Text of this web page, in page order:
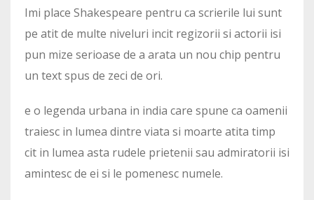
Imi place Shakespeare pentru ca scrierile lui sunt
pe atit de multe niveluri incit regizorii si actorii isi
pun mize serioase de a arata un nou chip pentru
un text spus de zeci de ori.
e o legenda urbana in india care spune ca oamenii
traiesc in lumea dintre viata si moarte atita timp
cit in lumea asta rudele prietenii sau admiratorii isi
amintesc de ei si le pomenesc numele.